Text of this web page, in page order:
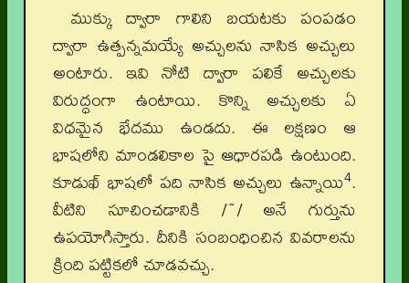
ముక్కు ద్వారా గాలిని బయటకు పంపడం
ద్వారా ఉత్పన్నమయ్యే అచ్చులను నాసిక అచ్చులు
అంటారు. ఇవి నోటి ద్వారా పలికే అచ్చులకు
విరుద్ధంగా ఉంటాయి. కొన్ని అచ్చులకు ఏ
విధమైన భేదము ఉండదు. ఈ లక్షణం ఆ
భాషలోని మాండలికాల పై ఆధారపడి ఉంటుంది.
కూడుఖ్‌ భాషలో పది నాసిక అచ్చులు ఉన్నాయి4.
వీటిని సూచించడానికి /~/ అనే గుర్తును
ఉపయోగిస్తారు. దీనికి సంబంధించిన వివరాలను
క్రింది పట్టికలో చూడవచ్చు.